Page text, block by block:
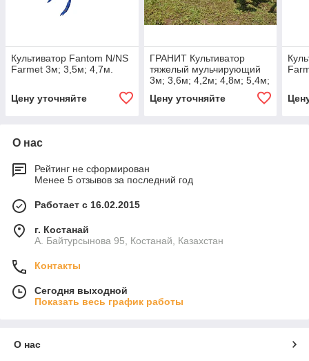
Культиватор Fantom N/NS
Farmet 3м; 3,5м; 4,7м.
Цену уточняйте
ГРАНИТ Культиватор
тяжелый мульчирующий
3м; 3,6м; 4,2м; 4,8м; 5,4м;
Цену уточняйте
О нас
Рейтинг не сформирован
Менее 5 отзывов за последний год
Работает с 16.02.2015
г. Костанай
А. Байтурсынова 95, Костанай, Казахстан
Контакты
Сегодня выходной
Показать весь график работы
О нас